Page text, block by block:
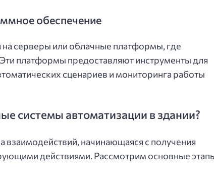
обеспечение
серверы или облачные платформы, где
платформы предоставляют инструменты для
сценариев и мониторинга работы
системы автоматизации в здании?
взаимодействий, начинающаяся с получения
действиями. Рассмотрим основные